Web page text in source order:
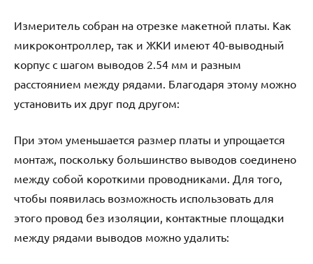
Измеритель собран на отрезке макетной платы. Как
микроконтроллер, так и ЖКИ имеют 40-выводный
корпус с шагом выводов 2.54 мм и разным
расстоянием между рядами. Благодаря этому можно
установить их друг под другом:
При этом уменьшается размер платы и упрощается
монтаж, поскольку большинство выводов соединено
между собой короткими проводниками. Для того,
чтобы появилась возможность использовать для
этого провод без изоляции, контактные площадки
между рядами выводов можно удалить: